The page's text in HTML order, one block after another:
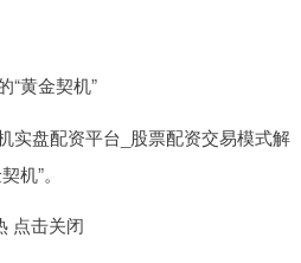
“黄金契机”
实盘配资平台_股票配资交易模式解
机”。
点击关闭